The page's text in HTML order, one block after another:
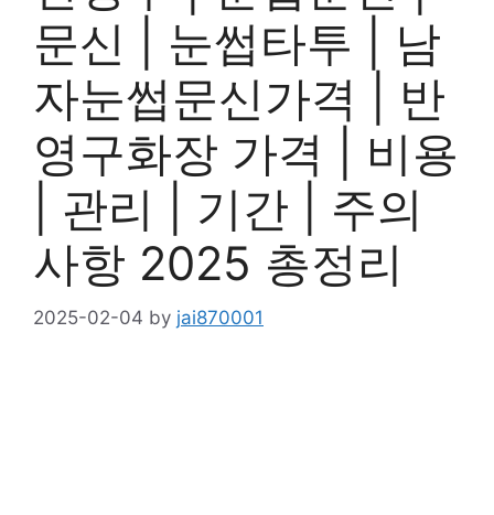
문신 | 눈썹타투 | 남
자눈썹문신가격 | 반
영구화장 가격 | 비용
| 관리 | 기간 | 주의
사항 2025 총정리
2025-02-04 by jai870001